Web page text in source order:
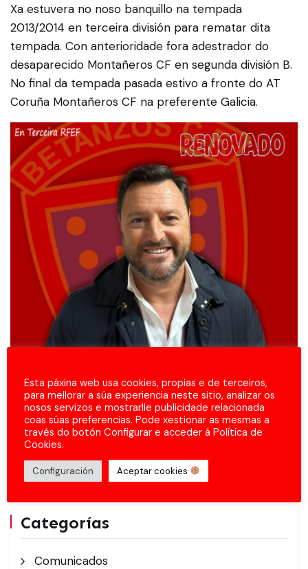
Xa estuvera no noso banquillo na tempada
2013/2014 en terceira división para rematar dita
tempada. Con anterioridade fora adestrador do
desaparecido Montañeros CF en segunda división B.
No final da tempada pasada estivo a fronte do AT
Coruña Montañeros CF na preferente Galicia.
Categorías
Comunicados
Esta páxina web usa cookies, propias e de terceiros,
para mellorar a súa experiencia neste sitio, analizar os
nosos servizos e mostrarlle publicidade relacionada
coas súas preferencias. Pode xestionar as mesmas a
través do botón Configurar e acceder á Política de
Cookies.
Configuración Aceptar cookies